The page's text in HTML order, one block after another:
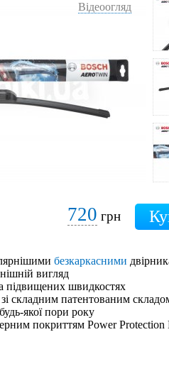
Відеоогляд
720 грн
безкаркасними
вигляд
підвищених швидкостях
складним патентованим
якої пори року
покриттям Power